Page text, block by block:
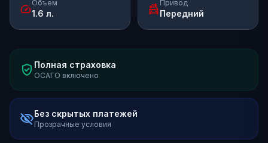
speedОбъем
1.6 л. swap_driving_apps Привод
Передний
verified_user Полная страховка
ОСАГО включено
visibility_offБез скрытых платежей
Прозрачные условия